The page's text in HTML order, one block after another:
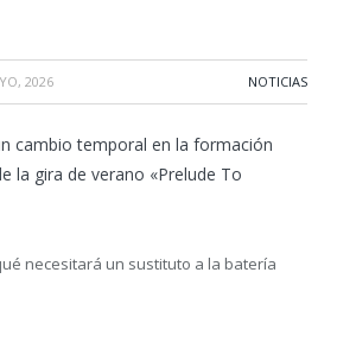
2026 NOTICIAS
cambio temporal en la formación
la gira de verano «Prelude To
necesitará un sustituto a la batería